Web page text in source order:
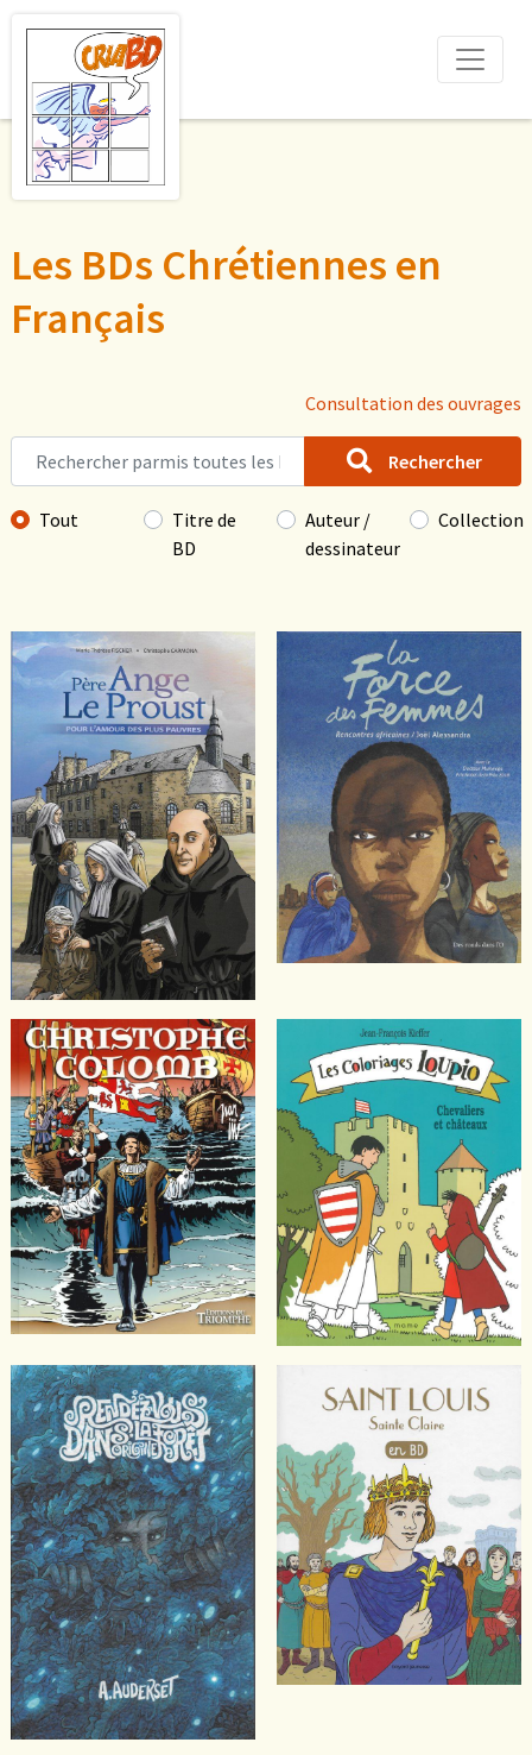
Les BDs Chrétiennes en
Français
Consultation des ouvrages
Rechercher
Tout
Titre de
BD
Auteur /
dessinateur
Collection